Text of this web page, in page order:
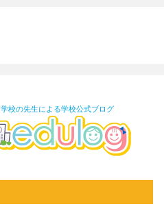
学校の先生による学校公式ブログ